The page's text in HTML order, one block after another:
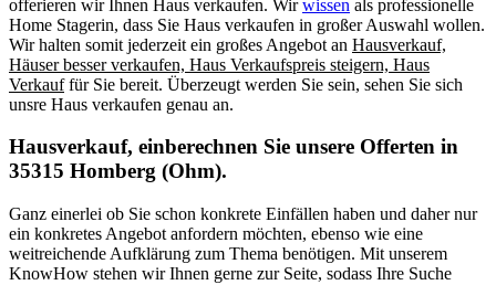
offerieren wir Ihnen Haus verkaufen. Wirwissen als professionelle
Home Stagerin, dass Sie Haus verkaufen in großer Auswahl wollen.
Wir halten somit jederzeit ein großes Angebot an Hausverkauf,
Häuser besser verkaufen, Haus Verkaufspreis steigern, Haus
Verkauffür Sie bereit. Überzeugt werden Sie sein, sehen Sie sich
unsre Haus verkaufen genau an.
Hausverkauf, einberechnen Sie unsere Offerten in
35315 Homberg (Ohm).
Ganz einerlei ob Sie schon konkrete Einfällen haben und daher nur
ein konkretes Angebot anfordern möchten, ebenso wie eine
weitreichende Aufklärung zum Thema benötigen. Mit unserem
KnowHow stehen wir Ihnen gerne zur Seite, sodass Ihre Suche